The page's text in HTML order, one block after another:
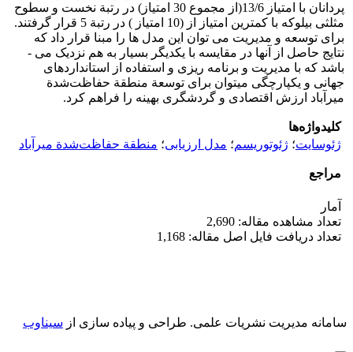
پردانان با امتیاز 13/6(از مجموع 30 امتیاز) در رتبة نخست و سطوح
مثلثی بیلوکه با کمترین امتیاز از (10 امتیاز ) در رتبة 5 قرار گرفتند.
برای توسعه و مدیریت می ­توان این مدل ­ها را مبنا قرار داد که
نتایج حاصل از آن­ها در مقایسه با یکدیگر بسیار به هم نزدیک می ­
باشد که با مدیریت و برنامه ­ریزی و استفاده از استانداردهای
جهانی و یکپارچگی می­توان برای توسعة منطقة حفاظت‌شدة
میرآباد ارزش اقتصادی و گردشگری بهینه را فراهم کرد.
کلیدواژه‌ها
ژئوسایت؛ ژئوتوریسم؛ مدل ارزیابی؛ منطقة حفاظت‌شدة میرآباد
مراجع
آمار
تعداد مشاهده مقاله: 2,690
تعداد دریافت فایل اصل مقاله: 1,168
سامانه مدیریت نشریات علمی. طراحی و پیاده سازی از سیناوب